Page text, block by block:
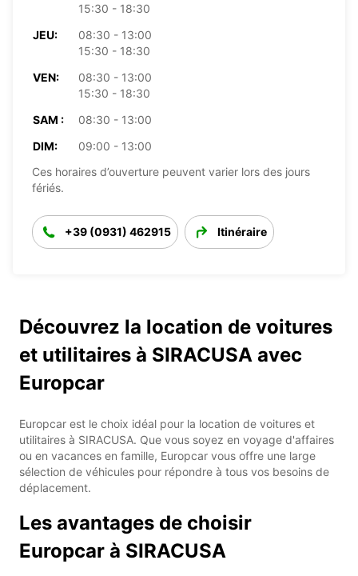
15:30 - 18:30
JEU:
08:30 - 13:00
15:30 - 18:30
VEN:
08:30 - 13:00
15:30 - 18:30
SAM :
08:30 - 13:00
DIM:
09:00 - 13:00
Ces horaires d’ouverture peuvent varier lors des jours
fériés.
+39 (0931) 462915 Itinéraire
Découvrez la location de voitures
et utilitaires à SIRACUSA avec
Europcar
Europcar est le choix idéal pour la location de voitures et
utilitaires à SIRACUSA. Que vous soyez en voyage d'affaires
ou en vacances en famille, Europcar vous offre une large
sélection de véhicules pour répondre à tous vos besoins de
déplacement.
Les avantages de choisir
Europcar à SIRACUSA